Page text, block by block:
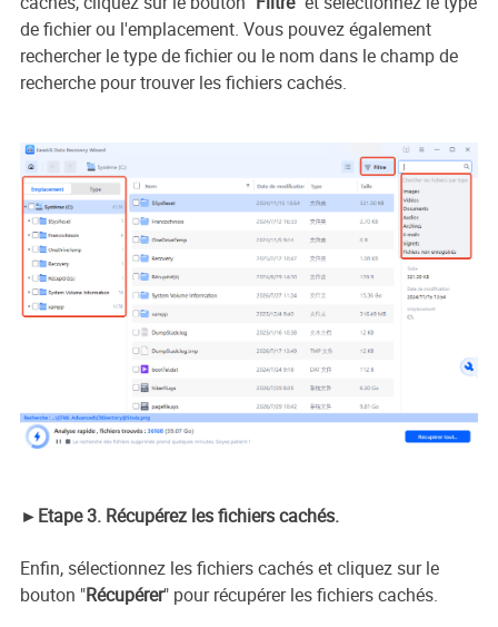
de fichier ou l'emplacement. Vous pouvez également
rechercher le type de fichier ou le nom dans le champ de
recherche pour trouver les fichiers cachés.
►Etape 3. Récupérez les fichiers cachés.
Enfin, sélectionnez les fichiers cachés et cliquez sur le
bouton "Récupérer" pour récupérer les fichiers cachés.